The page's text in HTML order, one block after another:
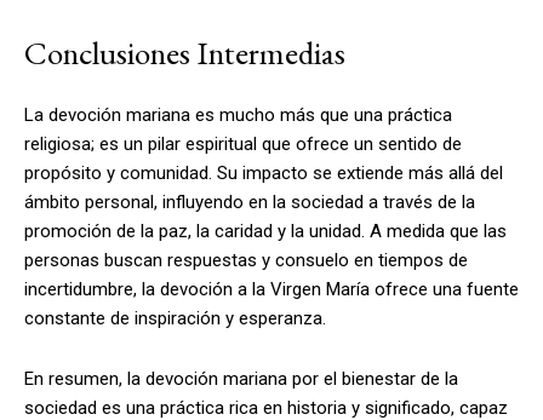
Conclusiones Intermedias
La devoción mariana es mucho más que una práctica
religiosa; es un pilar espiritual que ofrece un sentido de
propósito y comunidad. Su impacto se extiende más allá del
ámbito personal, influyendo en la sociedad a través de la
promoción de la paz, la caridad y la unidad. A medida que las
personas buscan respuestas y consuelo en tiempos de
incertidumbre, la devoción a la Virgen María ofrece una fuente
constante de inspiración y esperanza.
En resumen, la devoción mariana por el bienestar de la
sociedad es una práctica rica en historia y significado, capaz